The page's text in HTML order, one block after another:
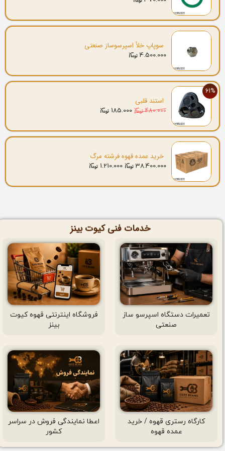
سوپاپ خلأ اسپرسوساز صنعتی
4.500.000
61%
استند قلبی
480.000
185.000
خرید عمده قهوه فرشته مرگ
38.400.000
1.210.000
خدمات فنی کیوت بینز
تعمیرات دستگاه اسپرسو ساز
صنعتی
فروشگاه اینترنتی قهوه کیوت
بینز
کارگاه رستری قهوه / خرید
عمده قهوه
اعطا نمایندگی فروش در سراسر
کشور